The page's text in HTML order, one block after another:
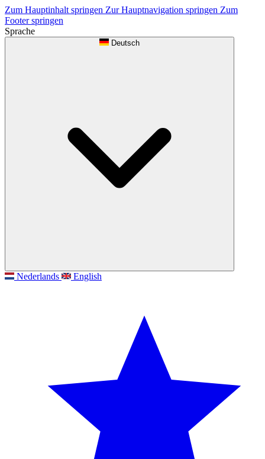
Zum Hauptinhalt springen Zur Hauptnavigation springen Zum
Footer springen
Sprache
Deutsch
Nederlands English